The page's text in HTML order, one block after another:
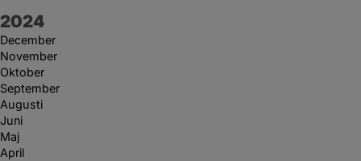
År:
2024
December
November
Oktober
September
Augusti
Juni
Maj
April